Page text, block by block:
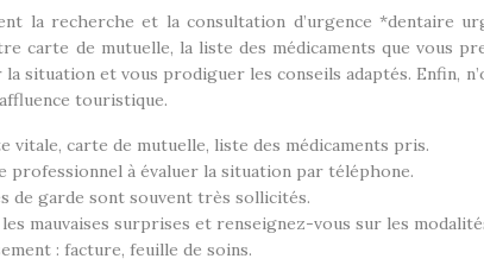
la recherche et la consultation d’urgence *dentaire
carte de mutuelle, la liste des médicaments que vous
situation et vous prodiguer les conseils adaptés. Enfin,
touristique.
vitale, carte de mutuelle, liste des médicaments pris.
professionnel à évaluer la situation par téléphone.
de garde sont souvent très sollicités.
mauvaises surprises et renseignez-vous sur les
: facture, feuille de soins.